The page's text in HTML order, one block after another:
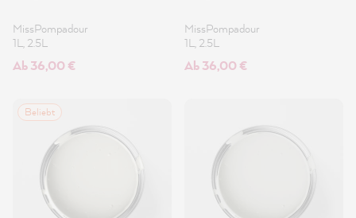
MissPompadour
1L, 2.5L
Ab 36,00 €
MissPompadour
1L, 2.5L
Ab 36,00 €
Beliebt